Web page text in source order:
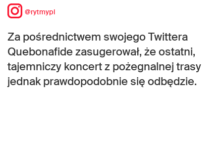
@rytmypl
Za pośrednictwem swojego Twittera
Quebonafide zasugerował, że ostatni,
tajemniczy koncert z pożegnalnej trasy
jednak prawdopodobnie się odbędzie.